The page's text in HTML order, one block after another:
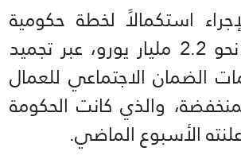
استكمالاً لخطة حكومية
سابقة وفّرت نحو 2.2 مليار يورو، عبر تجميد
الاجتماعي للعمال
والذي كانت الحكومة
الأسبوع الماضي.